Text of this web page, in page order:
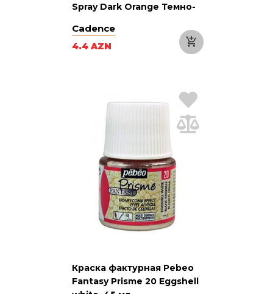
Spray Dark Orange Темно-
Cadence
4.4 AZN
Краска фактурная Pebeo
Fantasy Prisme 20 Eggshell